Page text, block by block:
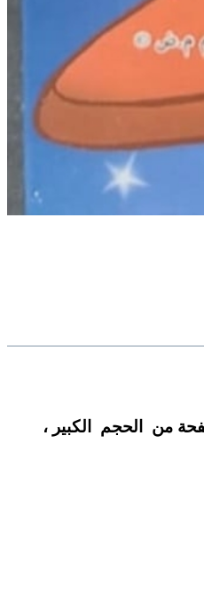
الهدى للطباعة والنشر كريم سلسلة المحبة ، للأديبة نبيهة راشد جبارين ، رسومات هيفاء عبد الحسين ، تقع القصة في 24 صفحة من الحجم الكبير ،